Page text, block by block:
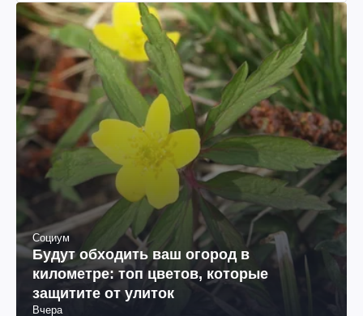
Социум
Будут обходить ваш огород в
километре: топ цветов, которые
защитите от улиток
Вчера